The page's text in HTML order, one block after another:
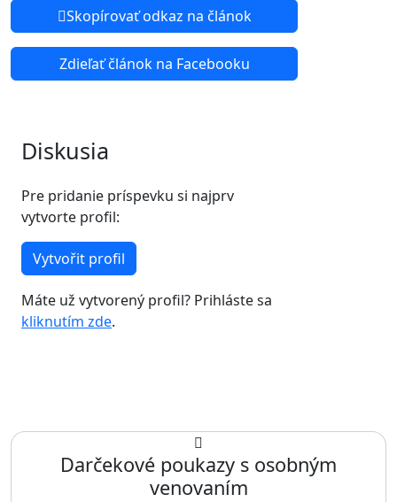
Skopírovať odkaz na článok
Zdieľať článok na Facebooku
Diskusia
Pre pridanie príspevku si najprv
vytvorte profil:
Vytvořit profil
Máte už vytvorený profil? Prihláste sa
kliknutím zde.
Darčekové poukazy s osobným
venovaním